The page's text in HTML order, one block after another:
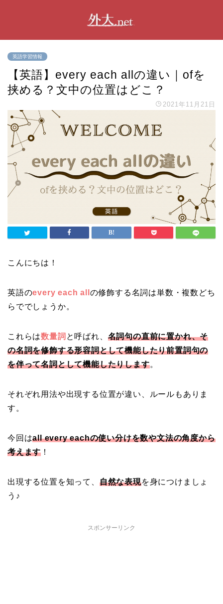
英語学習情報
【英語】every each allの違い｜ofを
挟める？文中の位置はどこ？
2021年11月21日
こんにちは！
英語のevery each all の修飾する名詞は単数・複数どち
らででしょうか。
これらは数量詞 と呼ばれ、 名詞句の直前に置かれ、そ
の名詞を修飾する形容詞として機能したり前置詞句の
を伴って名詞として機能したりします。
それぞれ用法や出現する位置が違い、ルールもありま
す。
今回はall every eachの使い分けを数や文法の角度から
考えます ！
出現する位置を知って、 自然な表現を身につけましょ
う♪
スポンサーリンク